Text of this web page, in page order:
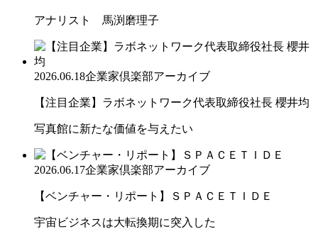
アナリスト 馬渕磨理子
2026.06.18企業家倶楽部アーカイブ
【注目企業】ラボネットワーク代表取締役社長 櫻井均
写真館に新たな価値を与えたい
2026.06.17企業家倶楽部アーカイブ
【ベンチャー・リポート】ＳＰＡＣＥＴＩＤＥ
宇宙ビジネスは大転換期に突入した